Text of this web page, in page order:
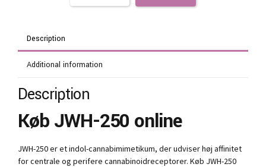
Description
Additional information
Description
Køb JWH-250 online
JWH-250 er et indol-cannabimimetikum, der udviser høj affinitet
for centrale og perifere cannabinoidreceptorer. Køb JWH-250